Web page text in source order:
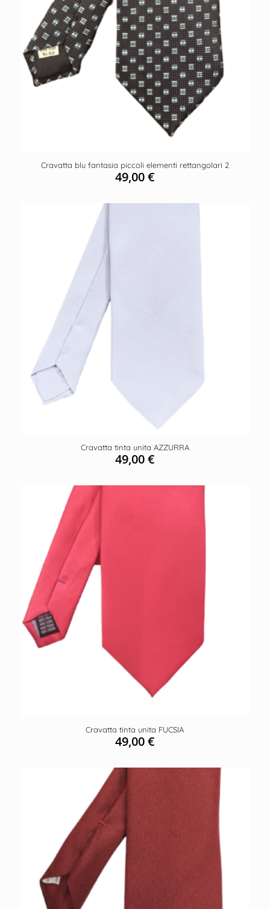
Cravatta blu fantasia piccoli elementi rettangolari 2
49,00€
Cravatta tinta unita AZZURRA
49,00€
Cravatta tinta unita FUCSIA
49,00€